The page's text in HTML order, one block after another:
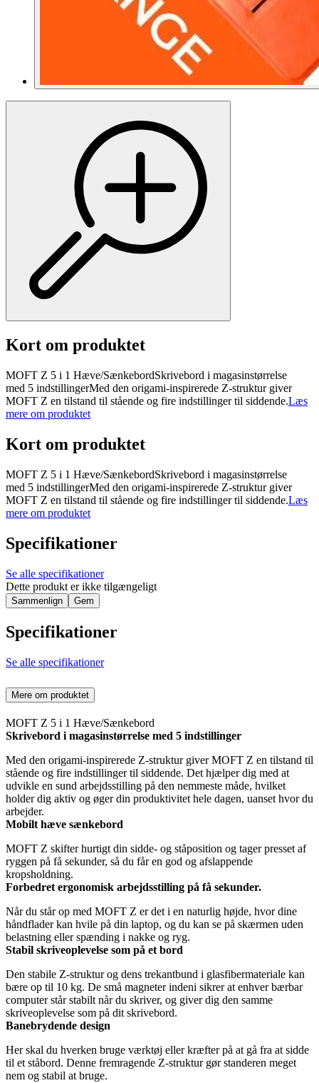
Kort om produktet
MOFT Z 5 i 1 Hæve/SænkebordSkrivebord i magasinstørrelse
med 5 indstillingerMed den origami-inspirerede Z-struktur giver
MOFT Z en tilstand til stående og fire indstillinger til siddende.Læs
mere om produktet
Kort om produktet
MOFT Z 5 i 1 Hæve/SænkebordSkrivebord i magasinstørrelse
med 5 indstillingerMed den origami-inspirerede Z-struktur giver
MOFT Z en tilstand til stående og fire indstillinger til siddende.Læs
mere om produktet
Specifikationer
Se alle specifikationer
Dette produkt er ikke tilgængeligt
Sammenlign Gem
Specifikationer
Se alle specifikationer
Mere om produktet
MOFT Z 5 i 1 Hæve/Sænkebord
Skrivebord i magasinstørrelse med 5 indstillinger
Med den origami-inspirerede Z-struktur giver MOFT Z en tilstand til
stående og fire indstillinger til siddende. Det hjælper dig med at
udvikle en sund arbejdsstilling på den nemmeste måde, hvilket
holder dig aktiv og øger din produktivitet hele dagen, uanset hvor du
arbejder.
Mobilt hæve sænkebord
MOFT Z skifter hurtigt din sidde- og ståposition og tager presset af
ryggen på få sekunder, så du får en god og afslappende
kropsholdning.
Forbedret ergonomisk arbejdsstilling på få sekunder.
Når du står op med MOFT Z er det i en naturlig højde, hvor dine
håndflader kan hvile på din laptop, og du kan se på skærmen uden
belastning eller spænding i nakke og ryg.
Stabil skriveoplevelse som på et bord
Den stabile Z-struktur og dens trekantbund i glasfibermateriale kan
bære op til 10 kg. De små magneter indeni sikrer at enhver bærbar
computer står stabilt når du skriver, og giver dig den samme
skriveoplevelse som på dit skrivebord.
Banebrydende design
Her skal du hverken bruge værktøj eller kræfter på at gå fra at sidde
til et ståbord. Denne fremragende Z-struktur gør standeren meget
nem og stabil at bruge.